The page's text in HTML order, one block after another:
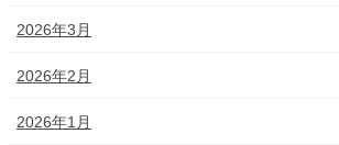
2026年3月
2026年2月
2026年1月